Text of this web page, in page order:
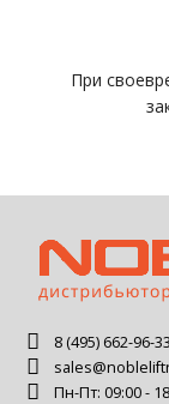
При
8 (495) 662-96-33
Пн-Пт: 09:00 -